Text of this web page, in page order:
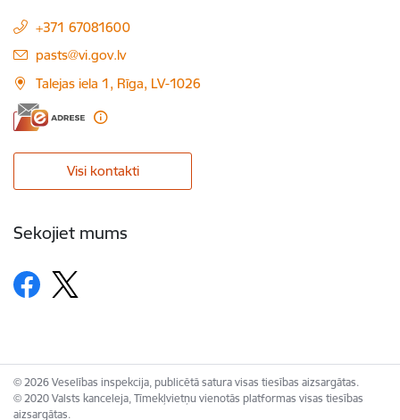
+371 67081600
E-pasts:
pasts@vi.gov.lv
Talejas iela 1, Rīga, LV-1026
Visi kontakti
Sekojiet mums
© 2026 Veselības inspekcija, publicētā satura visas tiesības aizsargātas.
© 2020 Valsts kanceleja, Tīmekļvietņu vienotās platformas visas tiesības
aizsargātas.